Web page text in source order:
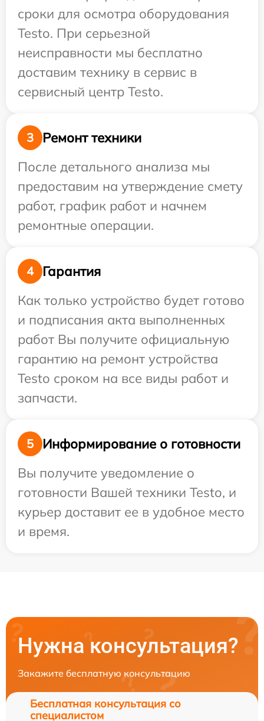
сроки для осмотра оборудования
Testo. При серьезной
неисправности мы бесплатно
доставим технику в сервис в
сервисный центр Testo.
3
Ремонт техники
После детального анализа мы
предоставим на утверждение смету
работ, график работ и начнем
ремонтные операции.
4
Гарантия
Как только устройство будет готово
и подписания акта выполненных
работ Вы получите официальную
гарантию на ремонт устройства
Testo сроком на все виды работ и
запчасти.
5
Информирование о готовности
Вы получите уведомление о
готовности Вашей техники Testo, и
курьер доставит ее в удобное место
и время.
Нужна консультация?
Закажите бесплатную консультацию
Бесплатная консультация со
специалистом